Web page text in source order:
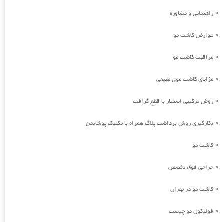
» راهنمایی و مشاوره
» عوارض کاشت مو
» مراقبت کاشت مو
» مزایای کاشت موی طبیعی
» روش ترکیبی استتار با قطع گرافت
» بکارگیری روش برداشت پلاگ همراه با تکنیک پوشاندن
» کاشت مو
» جراحی فوق تخصص
» کاشت مو در تهران
» فولیکول مو چیست